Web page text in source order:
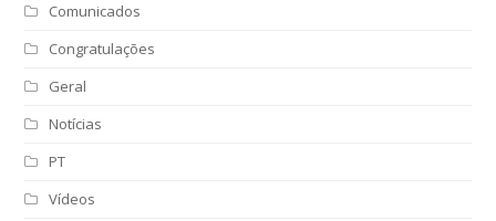
Comunicados
Congratulações
Geral
Notícias
PT
Vídeos